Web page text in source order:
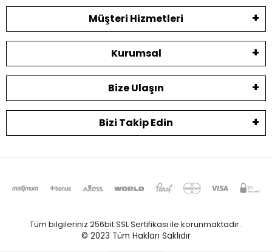
Müşteri Hizmetleri
Kurumsal
Bize Ulaşın
Bizi Takip Edin
Tüm bilgileriniz 256bit SSL Sertifikası ile korunmaktadır.
© 2023 Tüm Hakları Saklıdır